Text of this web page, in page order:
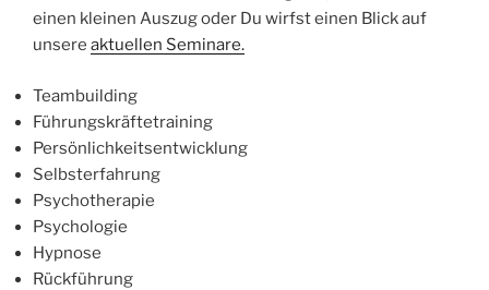
einen kleinen Auszug oder Du wirfst einen Blick auf
unsere aktuellen Seminare.
Teambuilding
Führungskräftetraining
Persönlichkeitsentwicklung
Selbsterfahrung
Psychotherapie
Psychologie
Hypnose
Rückführung